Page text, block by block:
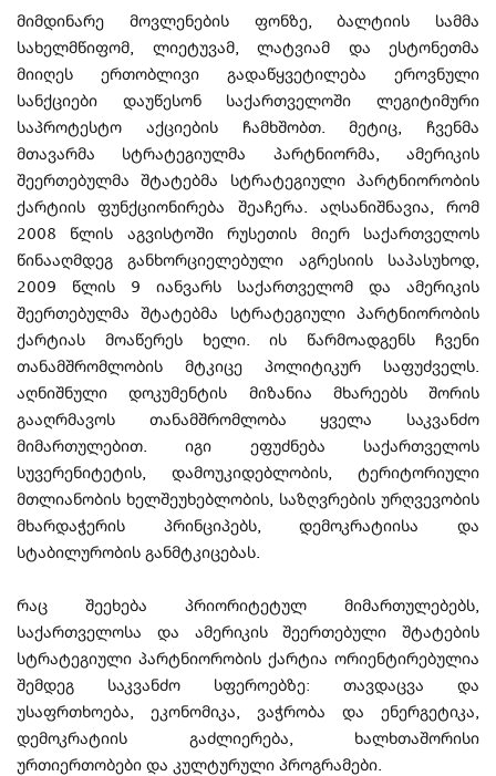
მიმდინარე მოვლენების ფონზე, ბალტიის სამმა
სახელმწიფომ, ლიეტუვამ, ლატვიამ და ესტონეთმა
მიიღეს ერთობლივი გადაწყვეტილება ეროვნული
სანქციები დაუწესონ საქართველოში ლეგიტიმური
საპროტესტო აქციების ჩამხშობთ. მეტიც, ჩვენმა
მთავარმა სტრატეგიულმა პარტნიორმა, ამერიკის
შეერთებულმა შტატებმა სტრატეგიული პარტნიორობის
ქარტიის ფუნქციონირება შეაჩერა. აღსანიშნავია, რომ
2008 წლის აგვისტოში რუსეთის მიერ საქართველოს
წინააღმდეგ განხორციელებული აგრესიის საპასუხოდ,
2009 წლის 9 იანვარს საქართველომ და ამერიკის
შეერთებულმა შტატებმა სტრატეგიული პარტნიორობის
ქარტიას მოაწერეს ხელი. ის წარმოადგენს ჩვენი
თანამშრომლობის მტკიცე პოლიტიკურ საფუძველს.
აღნიშნული დოკუმენტის მიზანია მხარეებს შორის
გააღრმავოს თანამშრომლობა ყველა საკვანძო
მიმართულებით. იგი ეფუძნება საქართველოს
სუვერენიტეტის, დამოუკიდებლობის, ტერიტორიული
მთლიანობის ხელშეუხებლობის, საზღვრების ურღვევობის
მხარდაჭერის პრინციპებს, დემოკრატიისა და
სტაბილურობის განმტკიცებას.
რაც შეეხება პრიორიტეტულ მიმართულებებს,
საქართველოსა და ამერიკის შეერთებული შტატების
სტრატეგიული პარტნიორობის ქარტია ორიენტირებულია
შემდეგ საკვანძო სფეროებზე: თავდაცვა და
უსაფრთხოება, ეკონომიკა, ვაჭრობა და ენერგეტიკა,
დემოკრატიის გაძლიერება, ხალხთაშორისი
ურთიერთობები და კულტურული პროგრამები.